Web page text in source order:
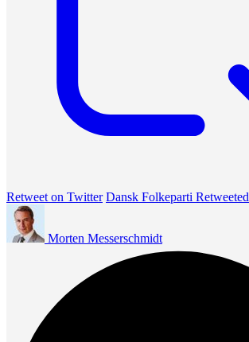
Retweet on Twitter Dansk Folkeparti Retweeted
Morten Messerschmidt